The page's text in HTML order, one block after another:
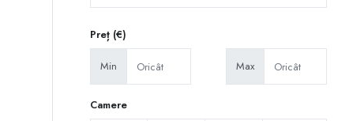
Preț (€)
Min Max
Camere